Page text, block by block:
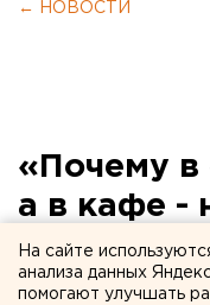
← НОВОСТИ
«Почему
а в кафе -
На сайте
анализа данных
помогают улучшать